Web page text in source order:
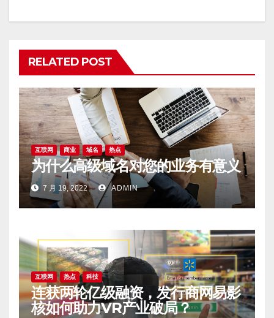
RELATED POST
互联网 商业 域名 热点
为什么高级域名对您的业务有意义
7 月 19, 2022 ADMIN
互联网 热点 科技
连获两轮亿级融资，发行商网易影
核如何助力VR产业破局？